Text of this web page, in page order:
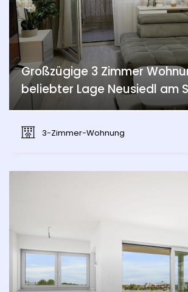
Großzügige 3 Zimmer
beliebter Lage Neusiedl am
3-Zimmer-Wohnung